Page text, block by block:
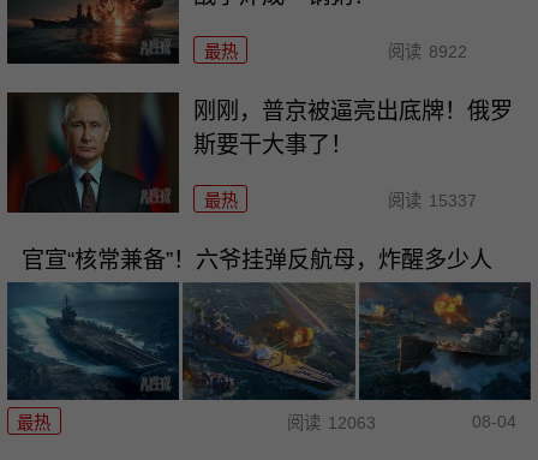
最热 阅读 8922
刚刚，普京被逼亮出底牌！俄罗
斯要干大事了！
最热 阅读 15337
官宣“核常兼备”！六爷挂弹反航母，炸醒多少人
最热 阅读 12063 08-04